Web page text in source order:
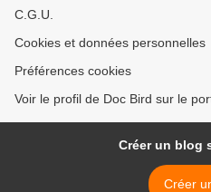
C.G.U.
Cookies et données personnelles
Préférences cookies
Voir le profil de Doc Bird sur le
Créer un blog
Créer